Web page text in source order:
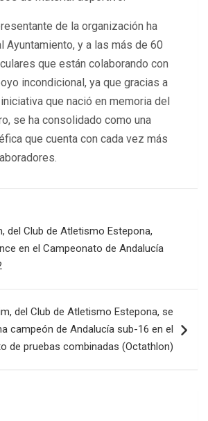
de la organización ha
Ayuntamiento, y a las más de 60
que están colaborando con
incondicional, ya que gracias a
que nació en memoria del
se ha consolidado como una
que cuenta con cada vez más
del Club de Atletismo Estepona,
en el Campeonato de Andalucía
del Club de Atletismo Estepona, se
campeón de Andalucía sub-16 en el
de pruebas combinadas (Octathlon)